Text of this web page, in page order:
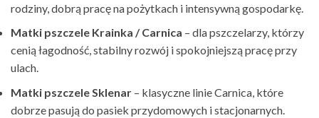
rodziny, dobrą pracę na pożytkach i intensywną gospodarkę.
Matki pszczele Krainka / Carnica – dla pszczelarzy, którzy
cenią łagodność, stabilny rozwój i spokojniejszą pracę przy
ulach.
Matki pszczele Sklenar – klasyczne linie Carnica, które
dobrze pasują do pasiek przydomowych i stacjonarnych.